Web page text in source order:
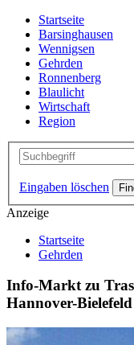
Startseite
Barsinghausen
Wennigsen
Gehrden
Ronnenberg
Blaulicht
Wirtschaft
Region
Eingaben löschen
Anzeige
Startseite
Gehrden
Info-Markt zu
Hannover-Bielefeld